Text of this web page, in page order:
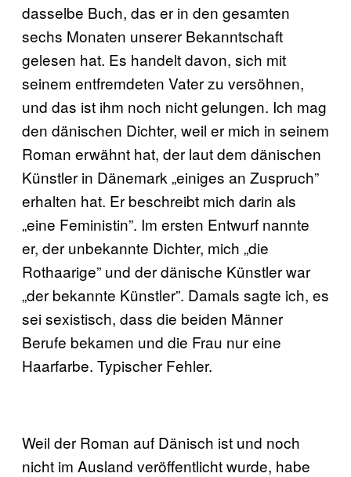
dasselbe Buch, das er in den gesamten
sechs Monaten unserer Bekanntschaft
gelesen hat. Es handelt davon, sich mit
seinem entfremdeten Vater zu versöhnen,
und das ist ihm noch nicht gelungen. Ich mag
den dänischen Dichter, weil er mich in seinem
Roman erwähnt hat, der laut dem dänischen
Künstler in Dänemark „einiges an Zuspruch”
erhalten hat. Er beschreibt mich darin als
„eine Feministin”. Im ersten Entwurf nannte
er, der unbekannte Dichter, mich „die
Rothaarige” und der dänische Künstler war
„der bekannte Künstler”. Damals sagte ich, es
sei sexistisch, dass die beiden Männer
Berufe bekamen und die Frau nur eine
Haarfarbe. Typischer Fehler.
Weil der Roman auf Dänisch ist und noch
nicht im Ausland veröffentlicht wurde, habe